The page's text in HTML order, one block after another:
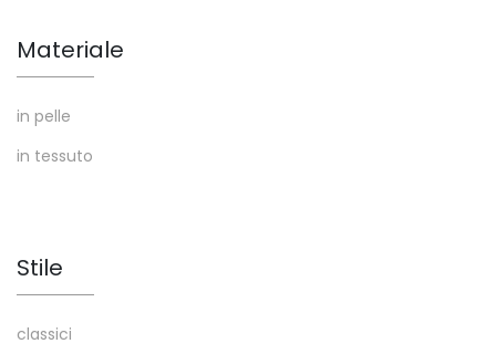
Materiale
in pelle
in tessuto
Stile
classici